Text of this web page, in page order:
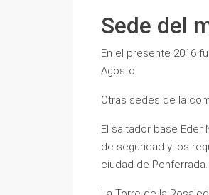
Sede del
En el presente 2016
Agosto.
Otras sedes de la
El saltador base Eder
de seguridad y los
ciudad de Ponferrada.